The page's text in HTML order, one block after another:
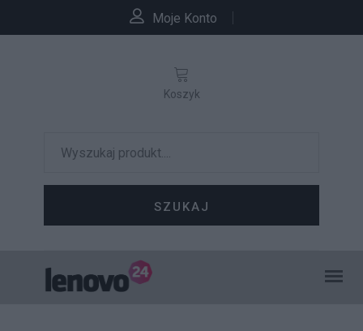
Moje Konto
SZUKAJ
Koszyk